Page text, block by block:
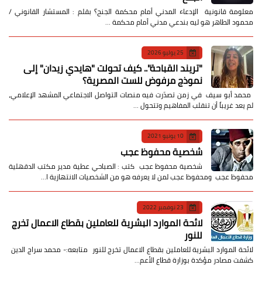
معلومة قانونية الإدعاء المدني أمام محكمة الجنح؟ بقلم : المستشار القانوني /
محمود الطاهر هو ليه بندعي مدني أمام محكمة …
25 يوليو 2026
​"تريند القباحة".. كيف تحولت "هايدي زيدان" إلى
نموذج مرفوض للست المصرية؟
​ محمد أبو سيف ​في زمن تصدّرت فيه منصات التواصل الاجتماعي المشهد الإعلامي،
لم يعد غريباً أن تنقلب المفاهيم وتتحول …
10 يونيو 2021
شخصية محفوظ عجب
شخصية محفوظ عجب كتب : الصباحي عطية مدير مكتب الدقهلية
محفوظ عجب ومحفوظ عجب لمن لا يعرفه هو من الشخصيات الانتهازية ا…
23 نوفمبر 2022
لائحة الموارد البشرية للعاملين بقطاع الاعمال تخرج
للنور
لائحة الموارد البشرية للعاملين بقطاع الاعمال تخرج للنور متابعه:- محمد سراج الدين
كشفت مصادر مؤكدة بوزارة قطاع الأعم…